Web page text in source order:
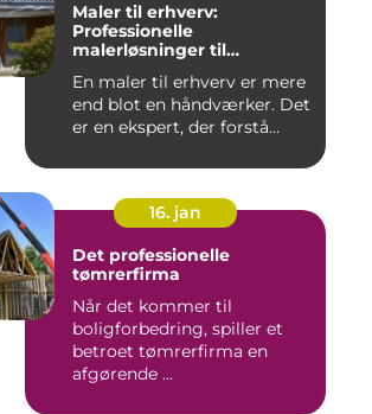
Maler til erhverv:
Professionelle
malerløsninger til
En maler til erhverv er mere
end blot en håndværker. Det
er en ekspert, der forstå...
16. jan
Det professionelle
tømrerfirma
Når det kommer til
boligforbedring, spiller et
betroet tømrerfirma en
afgørende ...